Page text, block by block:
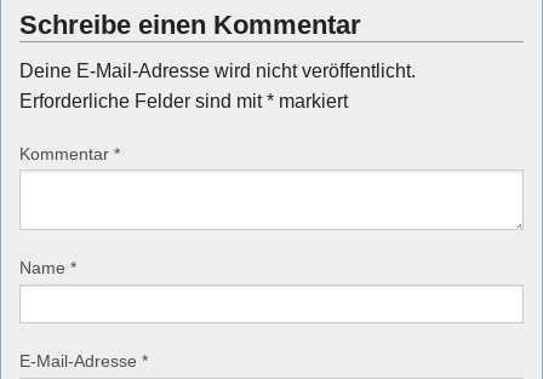
Schreibe einen Kommentar
Deine E-Mail-Adresse wird nicht veröffentlicht.
Erforderliche Felder sind mit* markiert
Kommentar *
Name *
E-Mail-Adresse *